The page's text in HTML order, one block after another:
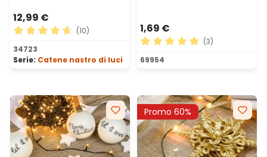
12,99 €
Valutazione media di 4.8 su 5 stelle
(10)
34723
Serie: Catene nastro di luci
1,69 €
Valutazione media di 5 su
(3)
69954
Promo 60%